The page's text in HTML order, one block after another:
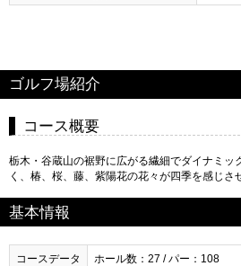
ゴルフ場紹介
コース概要
栃木・谷蔵山の裾野に広がる繊細でダイナミッ
く、椿、桜、藤、紫陽花の花々が四季を感じさ
基本情報
コースデータ
ホール数：27 / パー：108